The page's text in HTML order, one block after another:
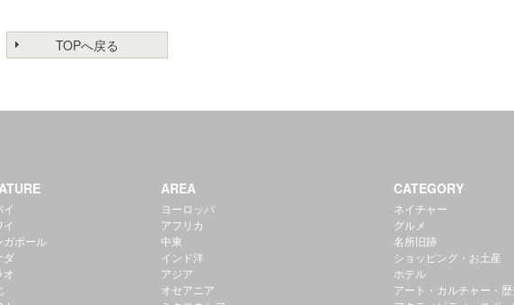
TOPへ戻る
イ
イ
ガポール
ダ
オ
AREA
ヨーロッパ
アフリカ
中東
インド洋
アジア
オセアニア
CATEGORY
ネイチャー
グルメ
名所旧跡
ショッピング・お土産
ホテル
アート・カルチャー・歴